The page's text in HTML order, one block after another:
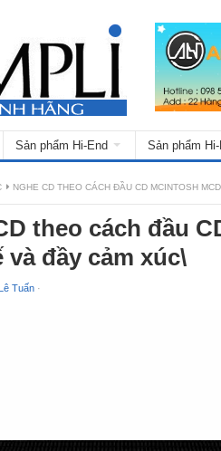
Sản phẩm Hi-End Sản phẩm Hi-
NGHE CD THEO CÁCH ĐẦU CD MCINTOSH
theo cách đầu
và đầy cảm xúc\
Lê Tuấn ·